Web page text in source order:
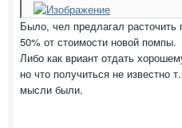
Было, чел предлагал расточить
50% от стоимости новой помпы.
Либо как вриант отдать
но что получиться не известно
мысли были.